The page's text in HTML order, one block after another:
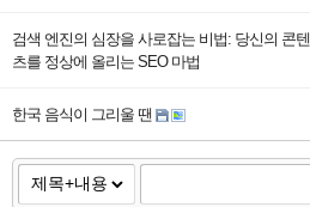
검색 엔진의 심장을 사로잡는 비법: 당신의 콘텐
츠를 정상에 올리는 SEO 마법
한국 음식이 그리울 땐